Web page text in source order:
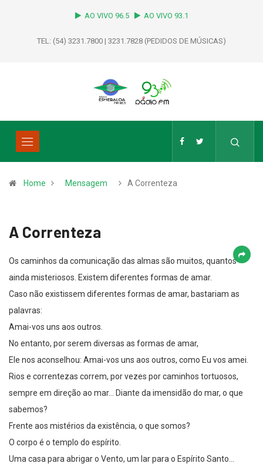
AO VIVO 96.5 AO VIVO 93.1
TEL: (54) 3231.7800 | 3231.7828 (PEDIDOS DE MÚSICAS)
Home Mensagem A Correnteza
A Correnteza
Os caminhos da comunicação das almas são muitos, quantos
ainda misteriosos. Existem diferentes formas de amar.
Caso não existissem diferentes formas de amar, bastariam as
palavras:
Amai-vos uns aos outros.
No entanto, por serem diversas as formas de amar,
Ele nos aconselhou: Amai-vos uns aos outros, como Eu vos amei.
Rios e correntezas correm, por vezes por caminhos tortuosos,
sempre em direção ao mar… Diante da imensidão do mar, o que
sabemos?
Frente aos mistérios da existência, o que somos?
O corpo é o templo do espírito.
Uma casa para abrigar o Vento, um lar para o Espírito Santo…